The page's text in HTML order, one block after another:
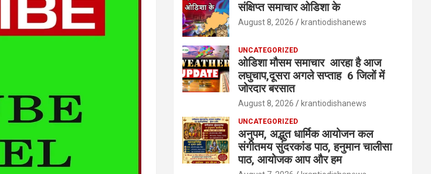
संक्षिप्त समाचार ओडिशा के
August 8, 2026 krantiodishanews
UNCATEGORIZED
ओडिशा मौसम समाचार आरहा है आज
लघुचाप,दूसरा अगले सप्ताह 6 जिलों में
जोरदार बरसात
August 8, 2026 krantiodishanews
UNCATEGORIZED
अनुपम, अद्भुत धार्मिक आयोजन कल
संगीतमय सुंदरकांड पाठ, हनुमान चालीसा
पाठ, आयोजक आप और हम